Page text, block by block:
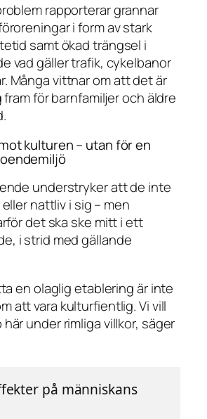
rapporterar grannar
i form av stark
samt ökad trängsel i
vad gäller trafik, cykelbanor
Många vittnar om att det är
för barnfamiljer och äldre
kulturen – utan för en
understryker att de inte
nattliv i sig – men
det ska ske mitt i ett
i strid med gällande
en olaglig etablering är inte
att vara kulturfientlig. Vi vill
under rimliga villkor, säger
på människans